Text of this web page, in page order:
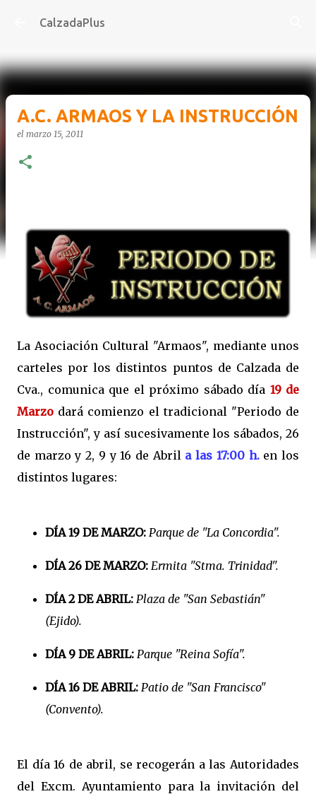
Ir al contenido principal
CalzadaPlus
A.C. ARMAOS Y LA INSTRUCCIÓN
el marzo 15, 2011
La Asociación Cultural "Armaos", mediante unos
carteles por los distintos puntos de Calzada de
Cva., comunica que el próximo sábado día 19 de
Marzo dará comienzo el tradicional "Periodo de
Instrucción", y así sucesivamente los sábados, 26
de marzo y 2, 9 y 16 de Abril a las 17:00 h. en los
distintos lugares:
DÍA 19 DE MARZO: Parque de "La Concordia".
DÍA 26 DE MARZO: Ermita "Stma. Trinidad".
DÍA 2 DE ABRIL: Plaza de "San Sebastián"
(Ejido).
DÍA 9 DE ABRIL: Parque "Reina Sofía".
DÍA 16 DE ABRIL: Patio de "San Francisco"
(Convento).
El día 16 de abril, se recogerán a las Autoridades
del Excm. Ayuntamiento para la invitación del